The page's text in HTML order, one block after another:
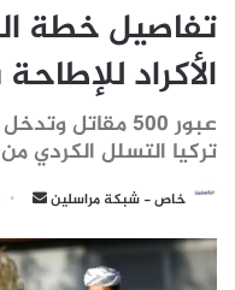
الأكراد
عبور 500
تركيا التسلل الكردي
خاص - شبكة مراسلين
أرسل